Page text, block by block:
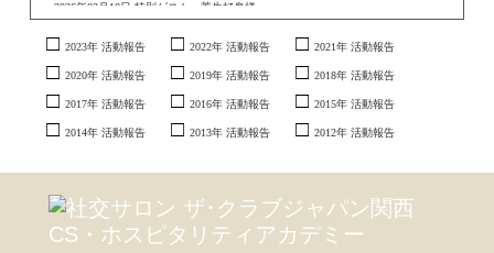
2026年03月18日 特別ゲスト 菅生好身様
四郎様、奥眞理子様、平野郷三角様、野村真希様、ジョン・道阪様
2025年11月19日 特別ゲスト 桜花昇ぼる様
2025年08月20日 特別ゲスト 宮田博文様
2025年07月16日 特別ゲスト 一般社団法人 関西ウクライナ友好協会様
2023年 活動報告 2022年 活動報告 2021年 活動報告
2020年 活動報告 2019年 活動報告 2018年 活動報告
2017年 活動報告 2016年 活動報告 2015年 活動報告
2014年 活動報告 2013年 活動報告 2012年 活動報告